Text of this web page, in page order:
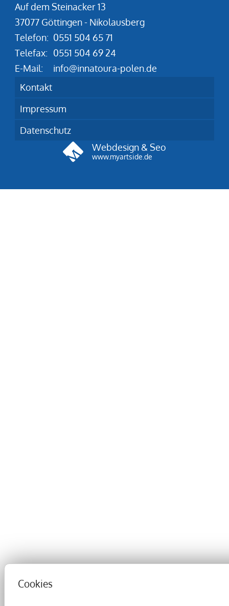
Auf dem Steinacker 13
37077 Göttingen - Nikolausberg
Telefon: 0551 504 65 71
Telefax: 0551 504 69 24
E-Mail:
info@innatoura-polen.de
Kontakt
Impressum
Datenschutz
Webdesign & Seo
www.myartside.de
Cookies